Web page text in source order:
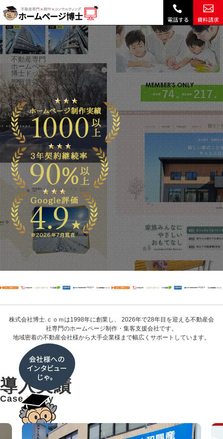
不動産ホームページ制作(HP作成)ならホームページ博士RHS
不動産専門
ホームページ制作は
博士ドットコム。
売買賃貸投資建築売却
株式会社博士.ｃｏｍは1998年に創業し、 2026年で28年目を迎える不動産会
社専門のホームページ制作・集客支援会社です。
地域密着の不動産会社様から大手企業様まで幅広くサポートしています。
導入実績
Case Study